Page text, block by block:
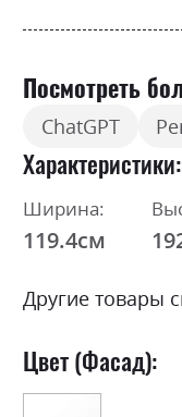
Посмотреть
ChatGPT
Характеристики
Ширина:
119.4см
Другие товары
Цвет (Фасад):